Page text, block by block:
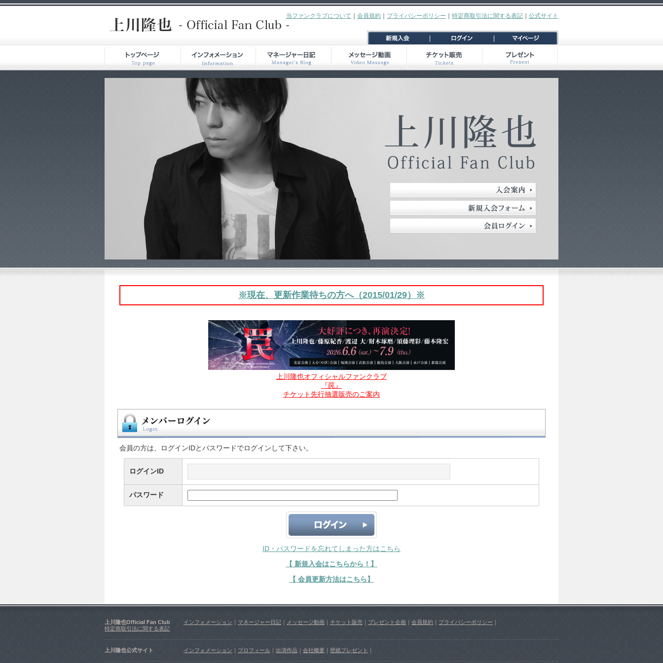
当ファンクラブについて ｜ 会員規約 ｜ プライバシーポリシー ｜ 特定商取引法に関する表記 ｜ 公式サイト
※現在、更新作業待ちの方へ（2015/01/29）※
上川隆也オフィシャルファンクラブ
『罠』
チケット先行抽選販売のご案内
会員の方は、ログインIDとパスワードでログインして下さい。
ログインID
パスワード
ID・パスワードを忘れてしまった方はこちら
【 新規入会はこちらから！】
【 会員更新方法はこちら】
上川隆也Official Fan Club インフォメーション ｜ マネージャー日記 ｜ メッセージ動画 ｜ チケット販売 ｜ プレゼント企画 ｜ 会員規約 ｜ プライバシーポリシー ｜
特定商取引法に関する表記
上川隆也公式サイト インフォメーション ｜ プロフィール ｜ 出演作品 ｜ 会社概要 ｜ 壁紙プレゼント ｜